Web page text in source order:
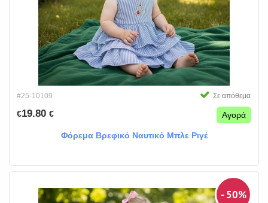
#25-10109 Σε απόθεμα
€19.80 € Αγορά
Φόρεμα Βρεφικό Ναυτικό Μπλε Ριγέ
- 50%